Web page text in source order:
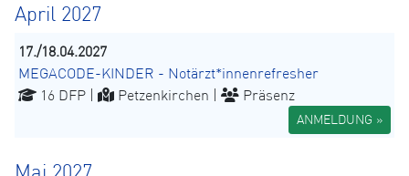
April 2027
17./18.04.2027
MEGACODE-KINDER - Notärzt*innenrefresher
16 DFP |
Petzenkirchen | Präsenz
ANMELDUNG »